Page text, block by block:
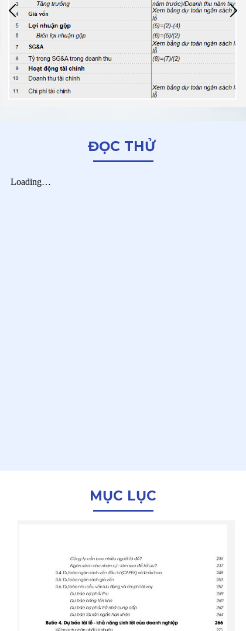
ĐỌC THỬ
MỤC LỤC